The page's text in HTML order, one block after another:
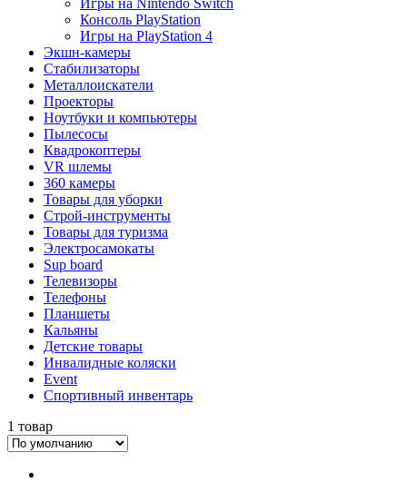
Игры на Nintendo Switch
Консоль PlayStation
Игры на PlayStation 4
Экшн-камеры
Стабилизаторы
Металлоискатели
Проекторы
Ноутбуки и компьютеры
Пылесосы
Квадрокоптеры
VR шлемы
360 камеры
Товары для уборки
Строй-инструменты
Товары для туризма
Электросамокаты
Sup board
Телевизоры
Телефоны
Планшеты
Кальяны
Детские товары
Инвалидные коляски
Event
Спортивный инвентарь
1 товар